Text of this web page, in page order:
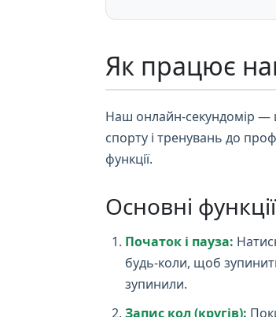
Як працює
Наш онлайн-секундомір —
спорту і тренувань до
функції.
Основні
Початок і пауза:
будь-коли, щоб
зупинили.
Запис кол (кругів):